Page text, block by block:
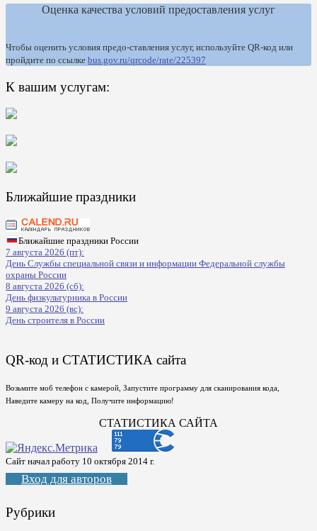
Оценка качества условий предоставления услуг
Чтобы оценить условия предо-ставления услуг, используйте QR-код или
пройдите по ссылке bus.gov.ru/qrcode/rate/225397
К вашим услугам:
Ближайшие праздники
Ближайшие праздники России
7 августа 2026 (пт):
День Службы специальной связи и информации Федеральной службы
охраны России
8 августа 2026 (сб):
День физкультурника в России
9 августа 2026 (вс):
День строителя в России
QR-код и СТАТИСТИКА сайта
Возьмите моб телефон с камерой, Запустите программу для сканирования кода,
Наведите камеру на код, Получите информацию!
СТАТИСТИКА САЙТА
Сайт начал работу 10 октября 2014 г.
Вход для авторов
Рубрики